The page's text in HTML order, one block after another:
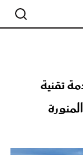
ذكية و17 خدمة تقنية